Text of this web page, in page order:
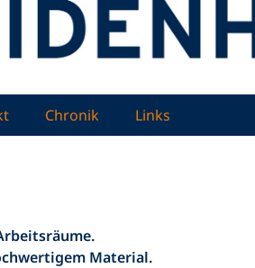
Chronik Links
Material.